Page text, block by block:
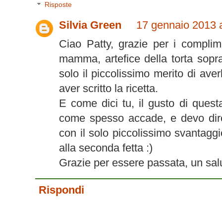
Risposte
Silvia Green
17 gennaio 2013
Ciao Patty, grazie per i
mamma, artefice della torta
solo il piccolissimo merito di
aver scritto la ricetta.
E come dici tu, il gusto di
come spesso accade, e devo
con il solo piccolissimo
alla seconda fetta :)
Grazie per essere passata, un
Rispondi